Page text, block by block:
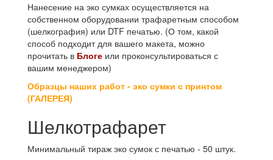
Нанесение на эко сумках осуществляется на
собственном оборудовании трафаретным способом
(шелкография) или DTF печатью. (О том, какой
способ подходит для вашего макета, можно
прочитать в Блоге или проконсультироваться с
вашим менеджером)
Образцы наших работ - эко сумки с принтом
(ГАЛЕРЕЯ)
Шелкотрафарет
Минимальный тираж эко сумок с печатью - 50 штук.